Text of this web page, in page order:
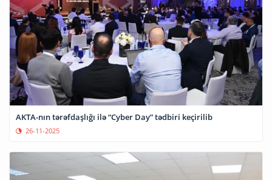
AKTA-nın tərəfdaşlığı ilə “Cyber Day” tədbiri keçirilib
26-11-2025